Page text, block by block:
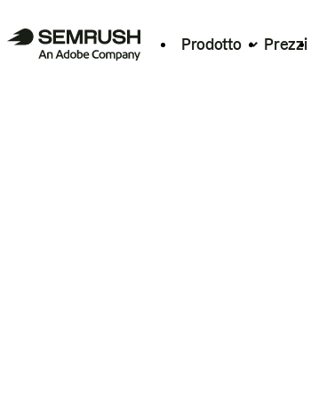
Prodotto Prezzi